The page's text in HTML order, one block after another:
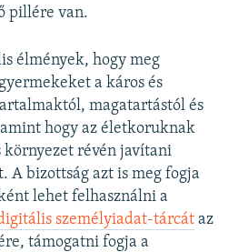
pillére van.
élmények, hogy meg
a káros és
magatartástól és
hogy az életkoruknak
révén javítani
A bizottság azt is meg fogja
lehet felhasználni a
személyiadat-tárcátaz
támogatni fogja a